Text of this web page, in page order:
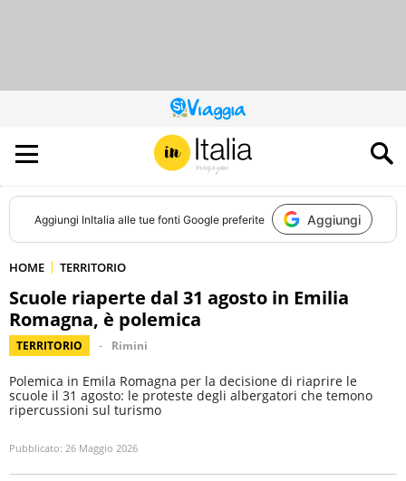
QUESTO
SITO
CONTRIBUISCE
ALL’AUDIENCE
DI
Aggiungi InItalia alle tue fonti Google preferite Aggiungi
HOME TERRITORIO
Scuole riaperte dal 31 agosto in Emilia
Romagna, è polemica
TERRITORIO Rimini
Polemica in Emila Romagna per la decisione di riaprire le
scuole il 31 agosto: le proteste degli albergatori che temono
ripercussioni sul turismo
Pubblicato: 26 Maggio 2026